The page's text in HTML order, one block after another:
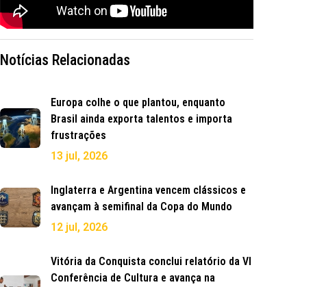
Notícias Relacionadas
Europa colhe o que plantou, enquanto
Brasil ainda exporta talentos e importa
frustrações
13 jul, 2026
Inglaterra e Argentina vencem clássicos e
avançam à semifinal da Copa do Mundo
12 jul, 2026
Vitória da Conquista conclui relatório da VI
Conferência de Cultura e avança na